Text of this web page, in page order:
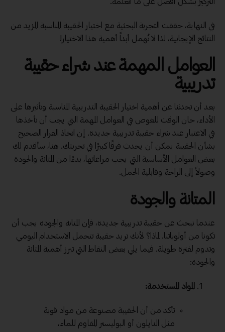
في النهاية، حققت التجربة البحثية مع اختيار الحقيبة المناسبة المزيد من
النتائج الإيجابية، لذا لا تُهمل أبداً أهمية هذا الاختيار!
العوامل المهمة عند شراء حقيبة
تدريبية
بعد أن تحدثنا عن أهمية اختيار الحقيبة التدريبية المناسبة وتأثيرها على
الأداء، حان الوقت للغوص في العوامل المهمة التي يجب أن تأخذها
في الاعتبار عند شراء حقيبة تدريبية جديدة. إن اتخاذ القرار الصحيح
بشأن الحقيبة يمكن أن يحدث فرقًا كبيرًا في تجربتك. هنا، سأقدم لك
بعض العوامل الأساسية التي يجب مراعاتها، بدءًا من المتانة والجودة
وصولاً إلى الراحة وقابلية الحمل.
المتانة والجودة
عندما نبحث عن حقيبة تدريبية جديدة، فإن المتانة والجودة يجب أن
تكونا من أولوياتنا. لماذا؟ لأنك تريد حقيبة تتحمل الاستخدام اليومي
وتدوم لفترة طويلة. فيما يلي بعض النقاط التي تبرز أهمية المتانة
والجودة:
المواد المستخدمة:
تأكد من أن الحقيبة مصنوعة من مواد قوية
مثل النايلون أو البوليستر المقاوم للماء،